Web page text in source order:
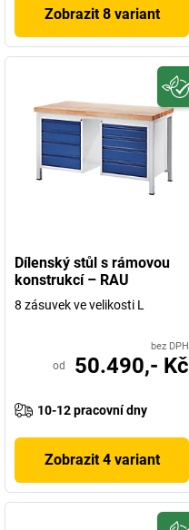
Zobrazit 8 variant
Dílenský stůl s rámovou
konstrukcí – RAU
8 zásuvek ve velikosti L
bez DPH
od 50.490,- Kč
10-12 pracovní dny
Zobrazit 4 variant